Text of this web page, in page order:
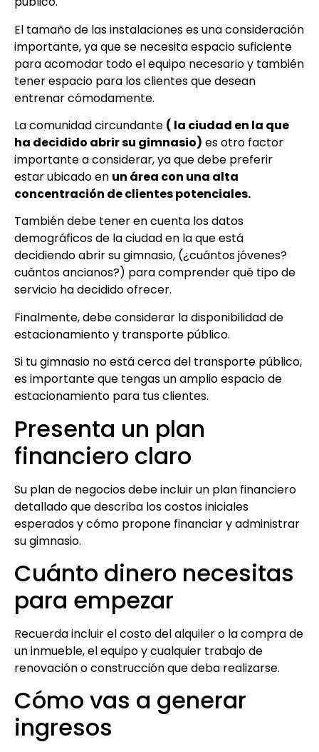
El tamaño de las instalaciones es una consideración
importante, ya que se necesita espacio suficiente
para acomodar todo el equipo necesario y también
tener espacio para los clientes que desean
entrenar cómodamente.
La comunidad circundante ( la ciudad en la que
ha decidido abrir su gimnasio) es otro factor
importante a considerar, ya que debe preferir
estar ubicado en un área con una alta
concentración de clientes potenciales.
También debe tener en cuenta los datos
demográficos de la ciudad en la que está
decidiendo abrir su gimnasio, (¿cuántos jóvenes?
cuántos ancianos?) para comprender qué tipo de
servicio ha decidido ofrecer.
Finalmente, debe considerar la disponibilidad de
estacionamiento y transporte público.
Si tu gimnasio no está cerca del transporte público,
es importante que tengas un amplio espacio de
estacionamiento para tus clientes.
Presenta un plan
financiero claro
Su plan de negocios debe incluir un plan financiero
detallado que describa los costos iniciales
esperados y cómo propone financiar y administrar
su gimnasio.
Cuánto dinero necesitas
para empezar
Recuerda incluir el costo del alquiler o la compra de
un inmueble, el equipo y cualquier trabajo de
renovación o construcción que deba realizarse.
Cómo vas a generar
ingresos